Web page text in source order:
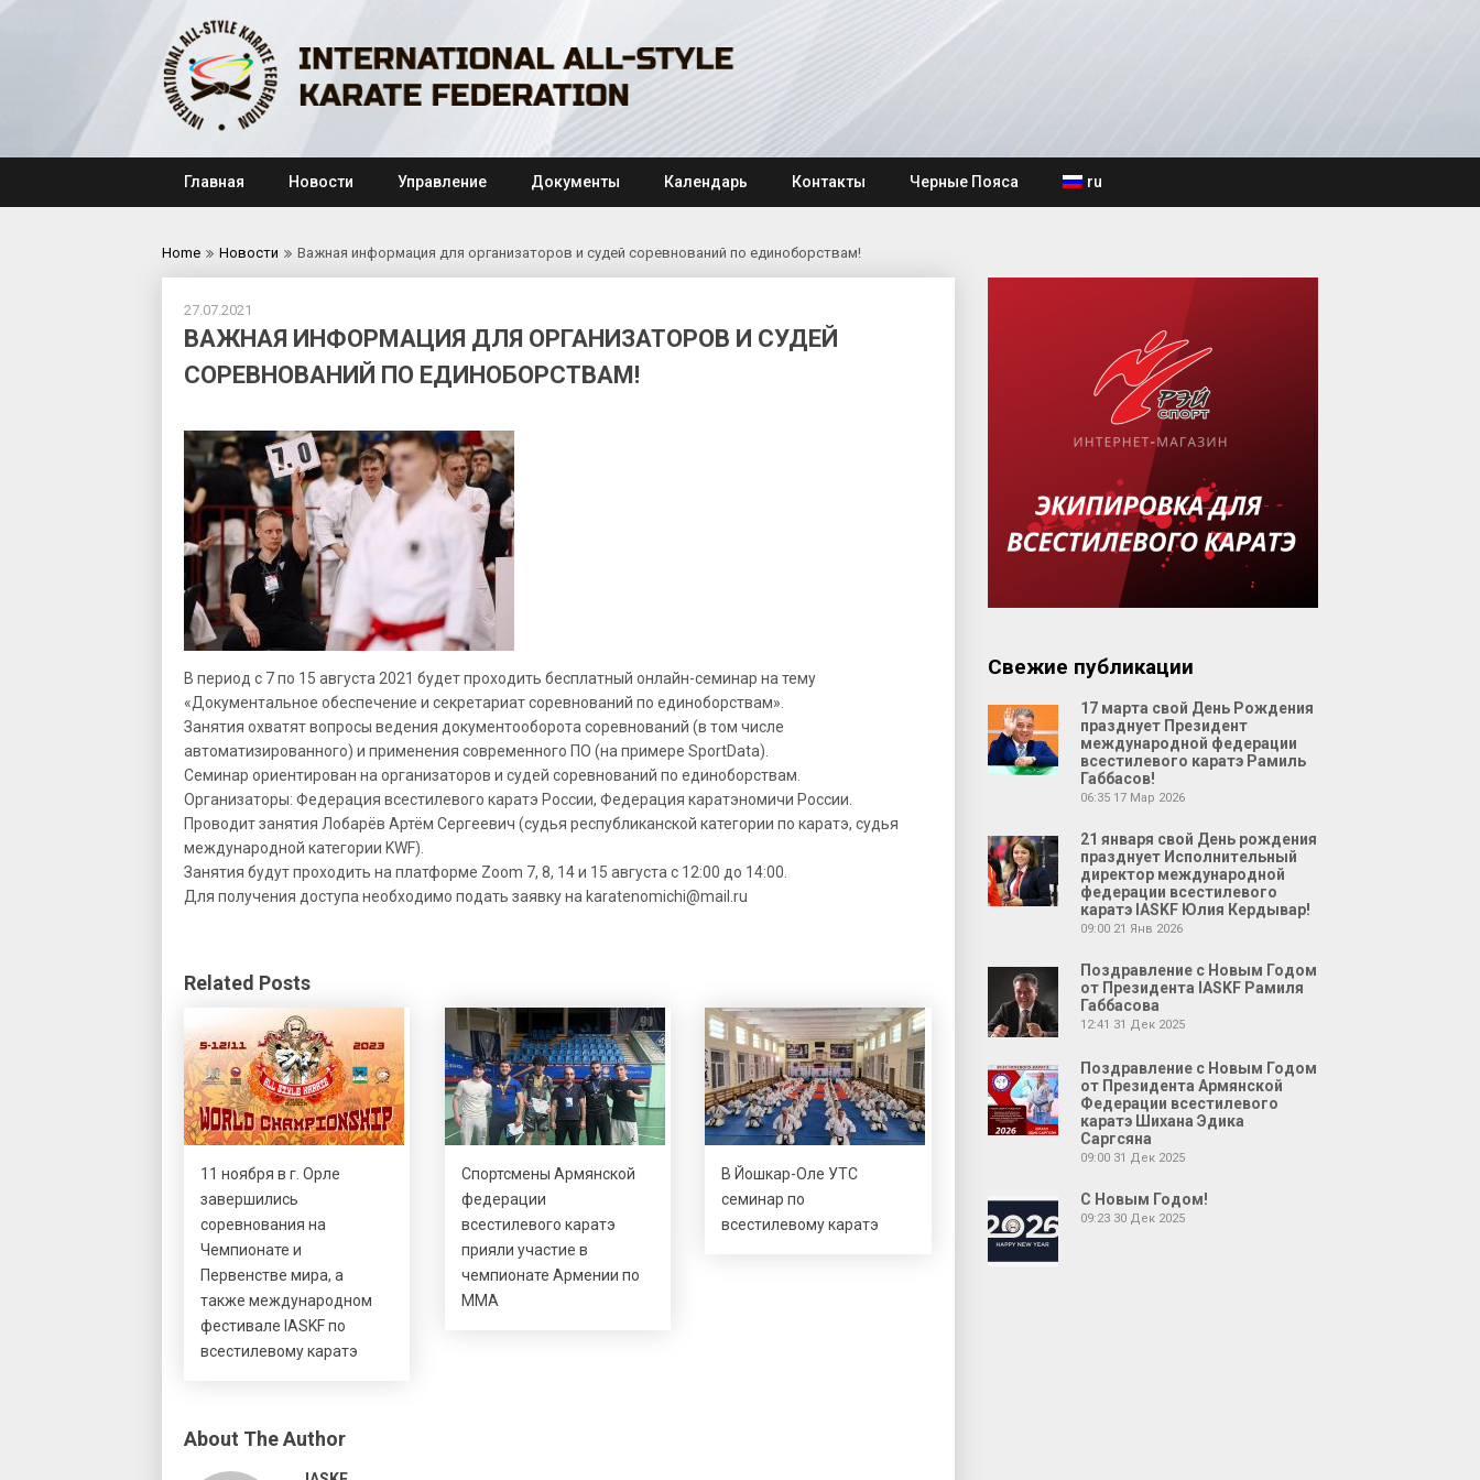
Главная Новости Управление Документы Календарь Контакты Черные Пояса ru
Home Новости Важная информация для организаторов и судей соревнований по единоборствам!
27.07.2021
ВАЖНАЯ ИНФОРМАЦИЯ ДЛЯ ОРГАНИЗАТОРОВ И СУДЕЙ
СОРЕВНОВАНИЙ ПО ЕДИНОБОРСТВАМ!
В период с 7 по 15 августа 2021 будет проходить бесплатный онлайн-семинар на тему
«Документальное обеспечение и секретариат соревнований по единоборствам».
Занятия охватят вопросы ведения документооборота соревнований (в том числе
автоматизированного) и применения современного ПО (на примере SportData).
Семинар ориентирован на организаторов и судей соревнований по единоборствам.
Организаторы: Федерация всестилевого каратэ России, Федерация каратэномичи России.
Проводит занятия Лобарёв Артём Сергеевич (судья республиканской категории по каратэ, судья
международной категории KWF).
Занятия будут проходить на платформе Zoom 7, 8, 14 и 15 августа с 12:00 до 14:00.
Для получения доступа необходимо подать заявку на karatenomichi@mail.ru
Related Posts
11 ноября в г. Орле
завершились
соревнования на
Чемпионате и
Первенстве мира, а
также международном
фестивале IASKF по
всестилевому каратэ
Спортсмены Армянской
федерации
всестилевого каратэ
прияли участие в
чемпионате Армении по
ММА
В Йошкар-Оле УТС
семинар по
всестилевому каратэ
About The Author
Свежие публикации
17 марта свой День Рождения
празднует Президент
международной федерации
всестилевого каратэ Рамиль
Габбасов!
06:35 17 Мар 2026
21 января свой День рождения
празднует Исполнительный
директор международной
федерации всестилевого
каратэ IASKF Юлия Кердывар!
09:00 21 Янв 2026
Поздравление с Новым Годом
от Президента IASKF Рамиля
Габбасова
12:41 31 Дек 2025
Поздравление с Новым Годом
от Президента Армянской
Федерации всестилевого
каратэ Шихана Эдика
Саргсяна
09:00 31 Дек 2025
С Новым Годом!
09:23 30 Дек 2025